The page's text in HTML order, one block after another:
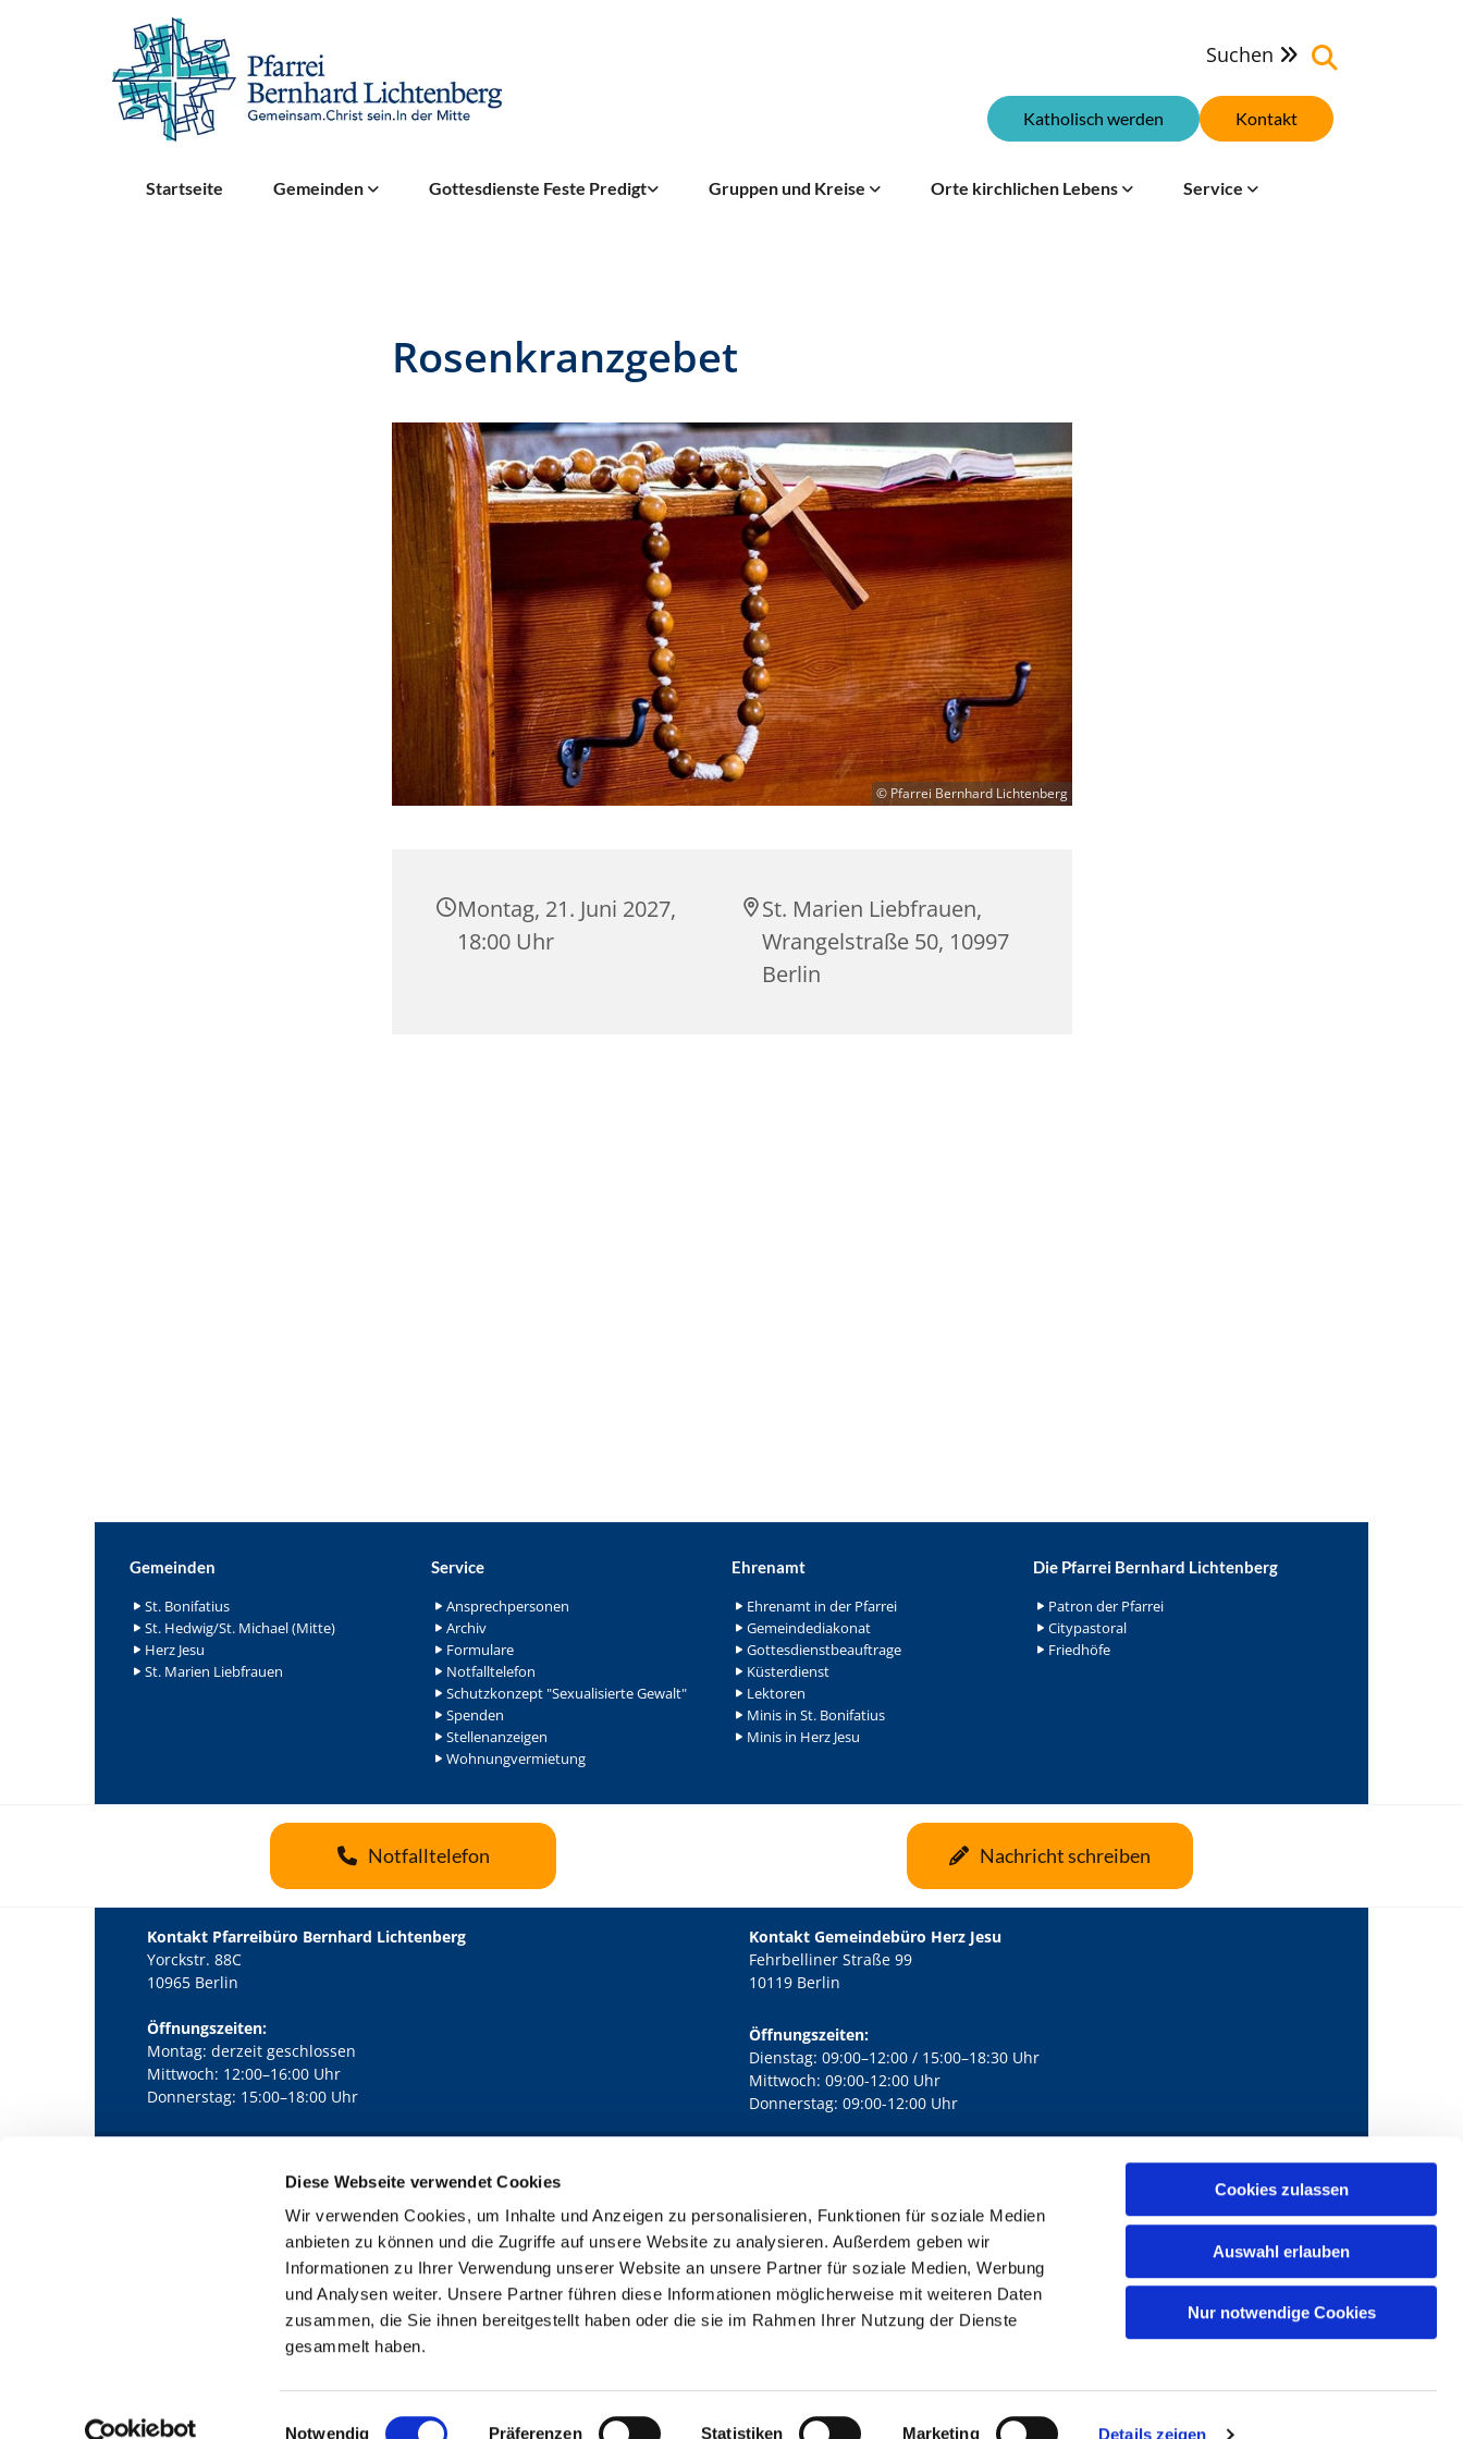
Diese Webseite verwendet Cookies
Wir verwenden Cookies, um Inhalte und Anzeigen zu personalisieren, Funktionen für soziale Medien
anbieten zu können und die Zugriffe auf unsere Website zu analysieren. Außerdem geben wir
Informationen zu Ihrer Verwendung unserer Website an unsere Partner für soziale Medien, Werbung
und Analysen weiter. Unsere Partner führen diese Informationen möglicherweise mit weiteren Daten
zusammen, die Sie ihnen bereitgestellt haben oder die sie im Rahmen Ihrer Nutzung der Dienste
gesammelt haben.
Notwendig Präferenzen Statistiken Marketing Details zeigen
Cookies zulassen
Auswahl erlauben
Nur notwendige Cookies
Suchen 
Kontakt
Katholisch werden
Startseite Gemeinden Gottesdienste Feste Predigt Gruppen und Kreise Orte kirchlichen Lebens Service
Rosenkranzgebet
© Pfarrei Bernhard Lichtenberg
Montag, 21. Juni 2027,
18:00 Uhr
St. Marien Liebfrauen,
Wrangelstraße 50, 10997
Berlin
Gemeinden
St. Bonifatius
St. Hedwig/St. Michael (Mitte)
Herz Jesu
St. Marien Liebfrauen
Service
Ansprechpersonen
Archiv
Formulare
Notfalltelefon
Schutzkonzept "Sexualisierte Gewalt"
Spenden
Stellenanzeigen
Wohnungvermietung
Ehrenamt
Ehrenamt in der Pfarrei
Gemeindediakonat
Gottesdienstbeauftrage
Küsterdienst
Lektoren
Minis in St. Bonifatius
Minis in Herz Jesu
Die Pfarrei Bernhard Lichtenberg
Patron der Pfarrei
Citypastoral
Friedhöfe
Notfalltelefon Nachricht schreiben
Kontakt Pfarreibüro Bernhard Lichtenberg
Yorckstr. 88C
10965 Berlin
Öffnungszeiten:
Montag: derzeit geschlossen
Mittwoch: 12:00–16:00 Uhr
Donnerstag: 15:00–18:00 Uhr
Kontakt Gemeindebüro Herz Jesu
Fehrbelliner Straße 99
10119 Berlin
Öffnungszeiten:
Dienstag: 09:00–12:00 / 15:00–18:30 Uhr
Mittwoch: 09:00-12:00 Uhr
Donnerstag: 09:00-12:00 Uhr
Kath. Kirchengemeinde Pfarrei Bernhard Lichtenberg Berlin-Mitte · Yorckstr. 88C, 10965 Berlin mail@bernhard-lichtenberg.berlin
Kontaktinformationen Impressum